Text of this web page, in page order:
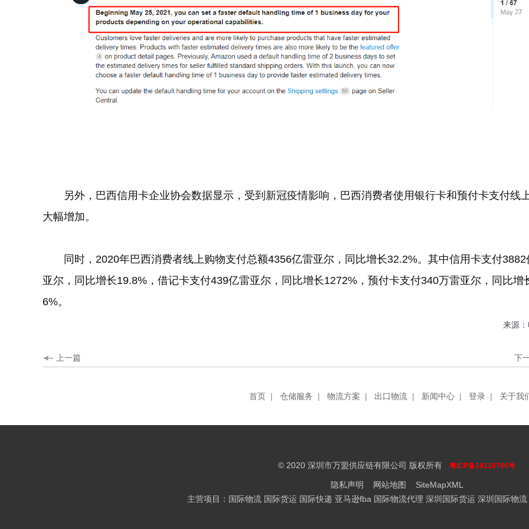
另外，巴西信用卡企业协会数据显示，受到新冠疫情影响，巴西消费者使用银行卡和预付卡支付线
大幅增加。
同时，2020年巴西消费者线上购物支付总额4356亿雷亚尔，同比增长32.2%。其中信用卡支付3882
亚尔，同比增长19.8%，借记卡支付439亿雷亚尔，同比增长1272%，预付卡支付340万雷亚尔，同比增
6%。
来源
上一篇 下
首页 | 仓储服务 | 物流方案 | 出口物流 | 新闻中心 | 登录 | 关于我
© 2020 深圳市万盟供应链有限公司 版权所有 粤ICP备19116796号
隐私声明 网站地图
SiteMapXML
主营项目：国际物流 国际货运 国际快递 亚马逊fba 国际物流代理 深圳国际货运 深圳国际物